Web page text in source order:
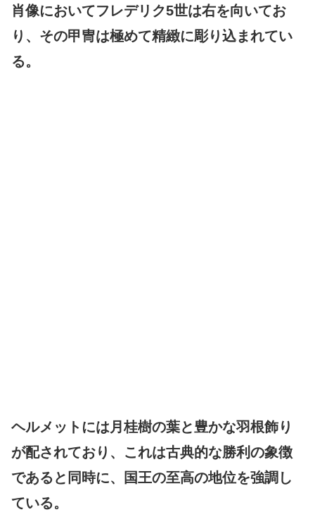
肖像においてフレデリク5世は右を向いてお
り、その甲冑は極めて精緻に彫り込まれてい
る。
ヘルメットには月桂樹の葉と豊かな羽根飾り
が配されており、これは古典的な勝利の象徴
であると同時に、国王の至高の地位を強調し
ている。